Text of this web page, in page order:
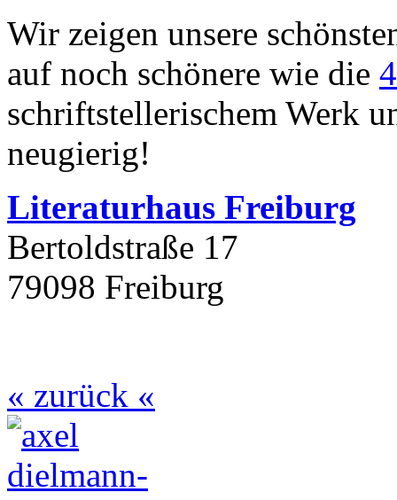
Wir zeigen unsere
auf noch schönere wie die
schriftstellerischem Werk
neugierig!
Literaturhaus Freiburg
Bertoldstraße 17
79098 Freiburg
« zurück «